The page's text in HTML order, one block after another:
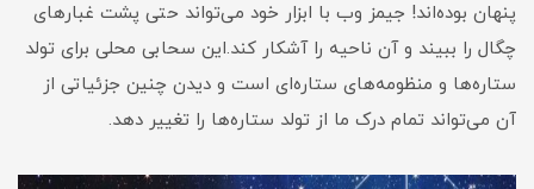
پنهان بوده‌اند! جیمز وب با ابزار خود می‌تواند حتی پشت غبارهای
چگال را ببیند و آن ناحیه را آشکار کند.این سحابی محلی برای تولد
ستاره‌ها و منظومه‌های ستاره‌ای است و دیدن چنین جزئیاتی از
آن می‌تواند تمام درک ما از تولد ستاره‌ها را تغییر دهد.